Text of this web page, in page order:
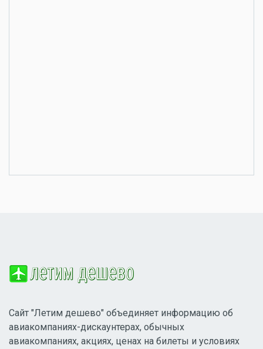
Сайт "Летим дешево" объединяет информацию об
авиакомпаниях-дискаунтерах, обычных
авиакомпаниях, акциях, ценах на билеты и условиях